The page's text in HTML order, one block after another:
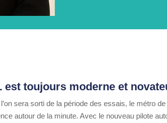
est toujours moderne et
sera sorti de la période des essais, le métro
autour de la minute. Avec le nouveau pilote